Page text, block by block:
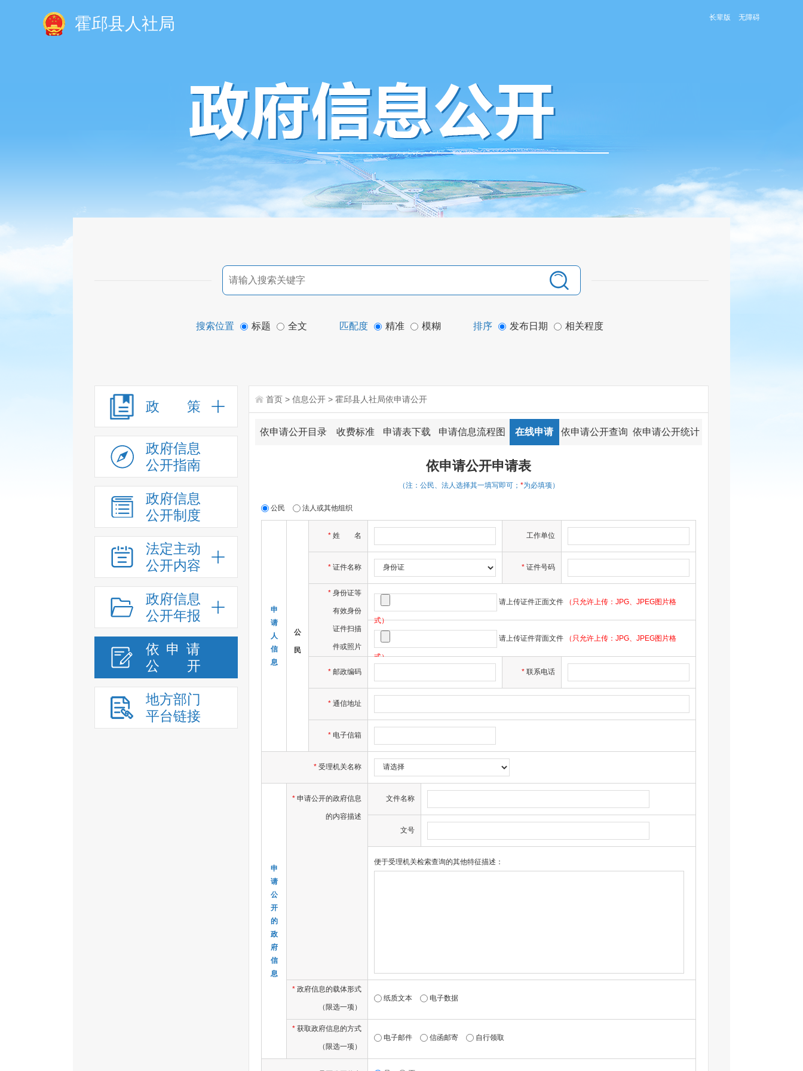
霍邱县人社局 长辈版 无障碍
搜索位置 标题 全文 匹配度 精准 模糊 排序 发布日期 相关程度
政 策
政府信息
公开指南
政府信息
公开制度
法定主动
公开内容
政府信息
公开年报
依申请
公
开
地方部门
平台链接
首页 > 信息公开 > 霍邱县人社局依申请公开
依申请公开目录 收费标准 申请表下载 申请信息流程图 在线申请 依申请公开查询 依申请公开统计
依申请公开申请表
（注：公民、法人选择其一填写即可； *为必填项）
公民 法人或其他组织
申
请
人
信
息
公
民
* 姓 名 工作单位
* 证件名称 * 证件号码
* 身份证等
有效身份
证件扫描
件或照片
请上传证件正面文件 （只允许上传：JPG、JPEG图片格
式）
请上传证件背面文件 （只允许上传：JPG、JPEG图片格
式）
* 邮政编码 * 联系电话
* 通信地址
* 电子信箱
* 受理机关名称
申
请
公
开
的
政
府
信
息
* 申请公开的政府信息
的内容描述
文件名称
文号
便于受理机关检索查询的其他特征描述：
* 政府信息的载体形式
（限选一项）
纸质文本 电子数据
* 获取政府信息的方式
（限选一项）
电子邮件 信函邮寄 自行领取